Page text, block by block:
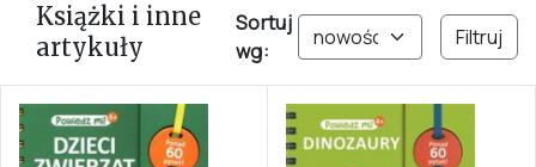
Książki i inne
artykuły
Sortuj
wg:
Filtruj